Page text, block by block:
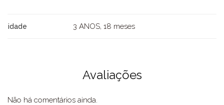
idade 3 ANOS, 18 meses
Avaliações
Não há comentários ainda.